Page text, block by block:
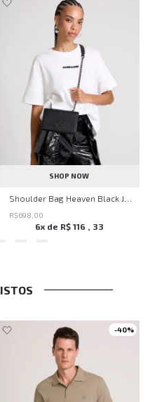
SHOP NOW
R$698 00
6x de R$ 116 , 33
-40%